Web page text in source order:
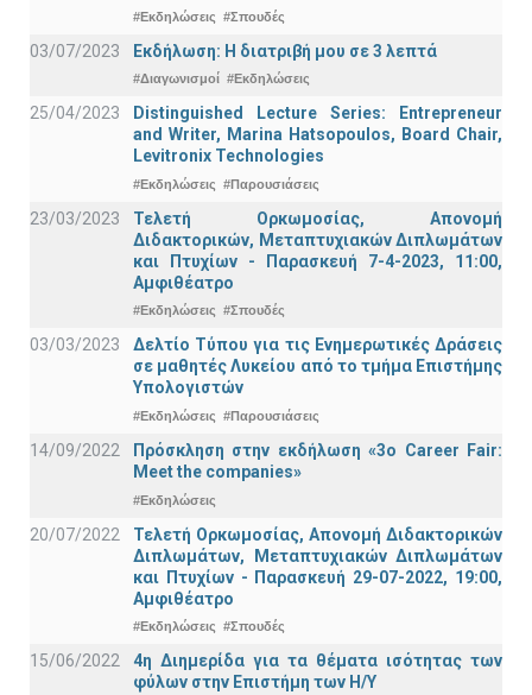
#Εκδηλώσεις #Σπουδές
03/07/2023 Εκδήλωση: Η διατριβή μου σε 3 λεπτά
#Διαγωνισμοί #Εκδηλώσεις
25/04/2023
Distinguished Lecture Series: Entrepreneur
and Writer, Marina Hatsopoulos, Board Chair,
Levitronix Technologies
#Εκδηλώσεις #Παρουσιάσεις
23/03/2023
Τελετή Ορκωμοσίας, Απονομή
Διδακτορικών, Μεταπτυχιακών Διπλωμάτων
και Πτυχίων - Παρασκευή 7-4-2023, 11:00,
Αμφιθέατρο
#Εκδηλώσεις #Σπουδές
03/03/2023
Δελτίο Τύπου για τις Ενημερωτικές Δράσεις
σε μαθητές Λυκείου από το τμήμα Επιστήμης
Υπολογιστών
#Εκδηλώσεις #Παρουσιάσεις
14/09/2022
Πρόσκληση στην εκδήλωση «3ο Career Fair:
Meet the companies»
#Εκδηλώσεις
20/07/2022
Τελετή Ορκωμοσίας, Απονομή Διδακτορικών
Διπλωμάτων, Μεταπτυχιακών Διπλωμάτων
και Πτυχίων - Παρασκευή 29-07-2022, 19:00,
Αμφιθέατρο
#Εκδηλώσεις #Σπουδές
15/06/2022
4η Διημερίδα για τα θέματα ισότητας των
φύλων στην Επιστήμη των Η/Υ